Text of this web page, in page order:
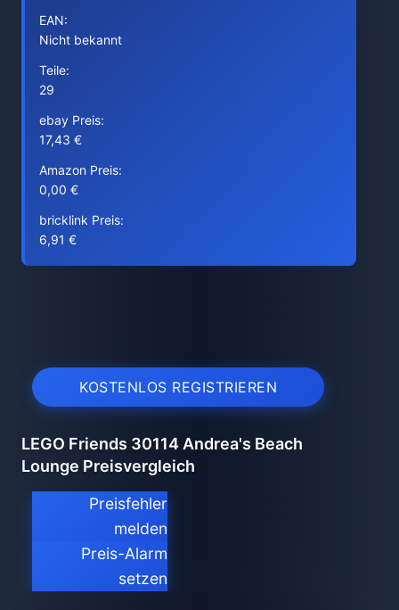
EAN:
Nicht bekannt
Teile:
29
ebay Preis:
17,43 €
Amazon Preis:
0,00 €
bricklink Preis:
6,91 €
KOSTENLOS REGISTRIEREN
LEGO Friends 30114 Andrea's Beach
Lounge Preisvergleich
Preisfehler
melden
Preis-Alarm
setzen